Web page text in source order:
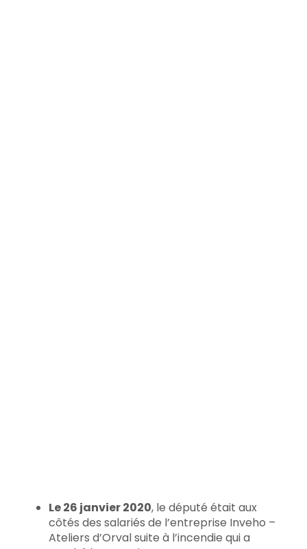
Le 26 janvier 2020, le député était aux
côtés des salariés de l’entreprise Inveho –
Ateliers d’Orval suite à l’incendie qui a